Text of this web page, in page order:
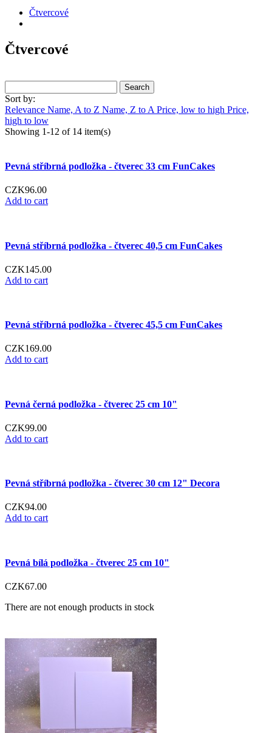
Čtvercové
Čtvercové
Search
Sort by:
Relevance Name, A to Z Name, Z to A Price, low to high Price,
high to low
Showing 1-12 of 14 item(s)
Pevná stříbrná podložka - čtverec 33 cm FunCakes
CZK96.00
Add to cart
Pevná stříbrná podložka - čtverec 40,5 cm FunCakes
CZK145.00
Add to cart
Pevná stříbrná podložka - čtverec 45,5 cm FunCakes
CZK169.00
Add to cart
Pevná černá podložka - čtverec 25 cm 10"
CZK99.00
Add to cart
Pevná stříbrná podložka - čtverec 30 cm 12" Decora
CZK94.00
Add to cart
Pevná bílá podložka - čtverec 25 cm 10"
CZK67.00
There are not enough products in stock